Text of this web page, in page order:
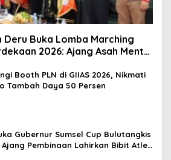
Deru Buka Lomba Marching
2026: Ajang Asah Mental
Booth PLN di GIIAS 2026, Nikmati
Tambah Daya 50 Persen
Gubernur Sumsel Cup Bulutangkis
Ajang Pembinaan Lahirkan Bibit Atlet